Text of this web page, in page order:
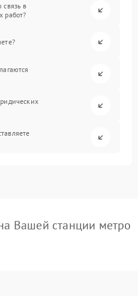
связь в
работ?
Вашей станции метро